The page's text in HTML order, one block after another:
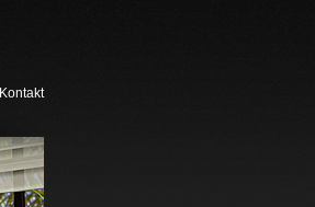
Kontakt